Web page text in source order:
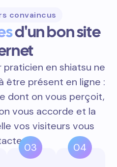
convaincus
d'un bon site
en shiatsu ne
être présent en ligne :
dont on vous perçoit,
vous accorde et la
vos visiteurs vous
03 04